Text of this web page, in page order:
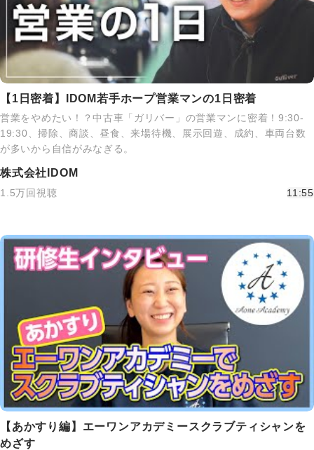
【1日密着】IDOM若手ホープ営業マンの1日密着
営業をやめたい！？中古車「ガリバー」の営業マンに密着！9:30-
19:30、掃除、商談、昼食、来場待機、展示回遊、成約、車両台数
が多いから自信がみなぎる。
株式会社IDOM
1.5万回視聴 11:55
【あかすり編】エーワンアカデミースクラブティシャンを
めざす